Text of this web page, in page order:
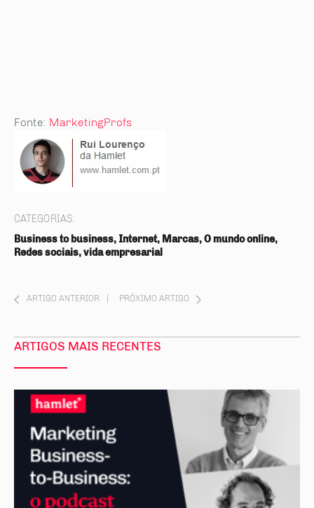
Fonte: MarketingProfs
CATEGORIAS:
Business to business, Internet, Marcas, O mundo online,
Redes sociais, vida empresarial
ARTIGO ANTERIOR PRÓXIMO ARTIGO
ARTIGOS MAIS RECENTES